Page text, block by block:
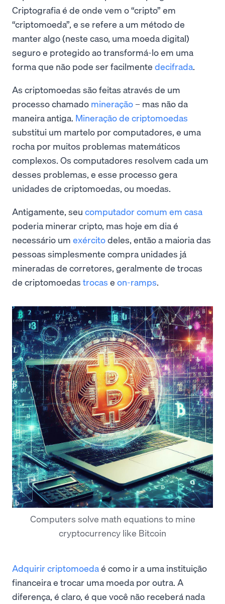
Criptografia é de onde vem o “cripto” em
“criptomoeda”, e se refere a um método de
manter algo (neste caso, uma moeda digital)
seguro e protegido ao transformá-lo em uma
forma que não pode ser facilmente decifrada.
As criptomoedas são feitas através de um
processo chamado mineração – mas não da
maneira antiga. Mineração de criptomoedas
substitui um martelo por computadores, e uma
rocha por muitos problemas matemáticos
complexos. Os computadores resolvem cada um
desses problemas, e esse processo gera
unidades de criptomoedas, ou moedas.
Antigamente, seu computador comum em casa
poderia minerar cripto, mas hoje em dia é
necessário um exércitodeles, então a maioria das
pessoas simplesmente compra unidades já
mineradas de corretores, geralmente de trocas
de criptomoedas trocas e on-ramps.
Computers solve math equations to mine
cryptocurrency like Bitcoin
Adquirir criptomoedaé como ir a uma instituição
financeira e trocar uma moeda por outra. A
diferença, é claro, é que você não receberá nada